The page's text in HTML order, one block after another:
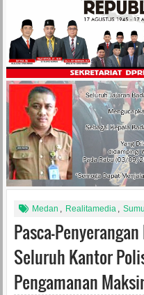
Medan , Realitamedia ,
Pasca-
Seluruh Kantor
Pengamanan